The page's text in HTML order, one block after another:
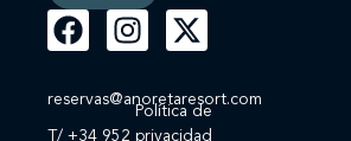
reservas@anoretaresort.com
T/ +34 952
Política de
privacidad